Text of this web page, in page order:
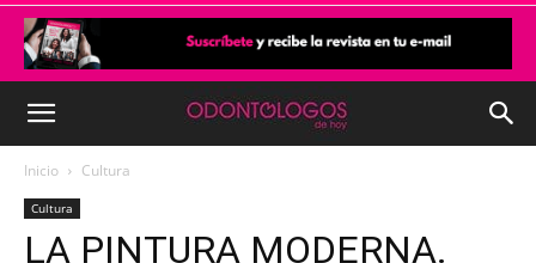
Inicio Cultura
Cultura
LA PINTURA MODERNA.